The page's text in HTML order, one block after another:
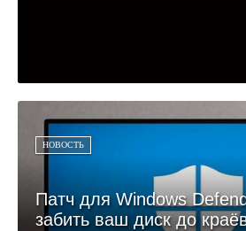
НОВОСТЬ
Патч для Windows
забить ваш диск до